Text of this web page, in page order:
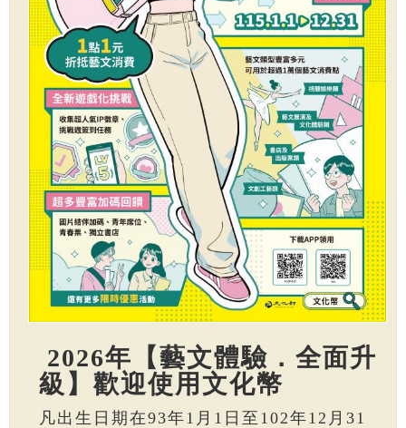
2026年【藝文體驗．全面升
級】歡迎使用文化幣
凡出生日期在93年1月1日至102年12月31